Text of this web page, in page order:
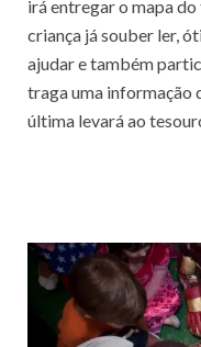
irá entregar o mapa
criança já souber ler,
ajudar e também
traga uma informação
última levará ao